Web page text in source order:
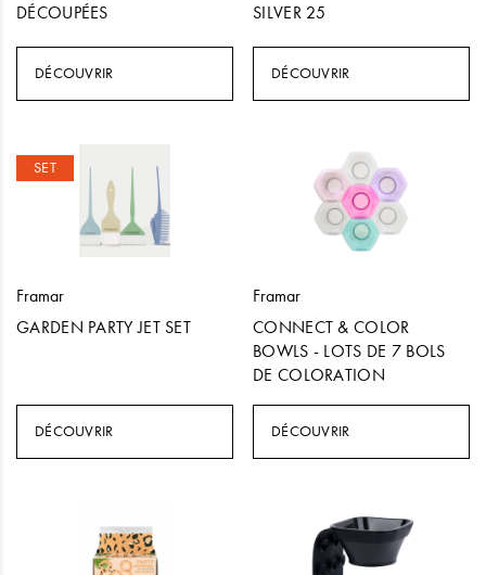
DÉCOUPÉES
DÉCOUVRIR
SILVER 25
DÉCOUVRIR
SET
Framar
GARDEN PARTY JET SET
DÉCOUVRIR
Framar
CONNECT & COLOR
BOWLS - LOTS DE 7 BOLS
DE COLORATION
DÉCOUVRIR